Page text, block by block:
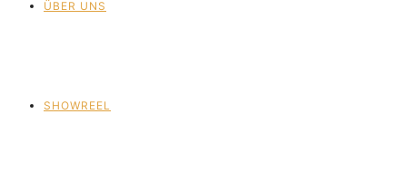
ÜBER UNS
SHOWREEL